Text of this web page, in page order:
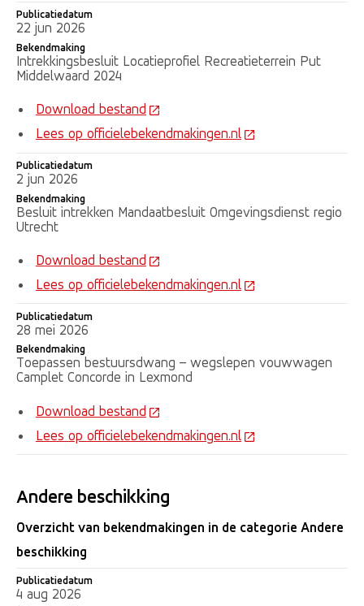
Publicatiedatum
22 jun 2026
Bekendmaking
Intrekkingsbesluit Locatieprofiel Recreatieterrein Put
Middelwaard 2024
Download bestand
Lees op officielebekendmakingen.nl
Publicatiedatum
2 jun 2026
Bekendmaking
Besluit intrekken Mandaatbesluit Omgevingsdienst regio
Utrecht
Download bestand
Lees op officielebekendmakingen.nl
Publicatiedatum
28 mei 2026
Bekendmaking
Toepassen bestuursdwang – wegslepen vouwwagen
Camplet Concorde in Lexmond
Download bestand
Lees op officielebekendmakingen.nl
Andere beschikking
Overzicht van bekendmakingen in de categorie Andere
beschikking
Publicatiedatum
Publicatiedatum
4 aug 2026